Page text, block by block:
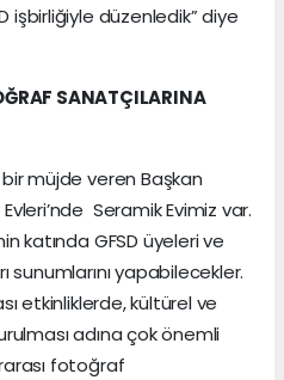
işbirliğiyle düzenledik” diye
SANATÇILARINA
müjde veren Başkan
Seramik Evimiz var.
katında GFSD üyeleri ve
yapabilecekler.
etkinliklerde, kültürel ve
adına çok önemli
fotoğraf